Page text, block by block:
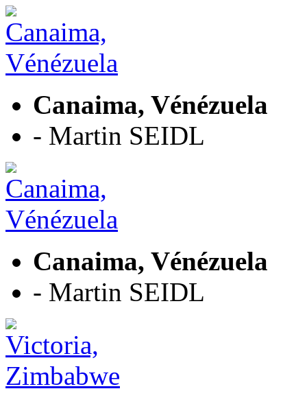
Canaima, Vénézuela
- Martin SEIDL
Canaima, Vénézuela
- Martin SEIDL